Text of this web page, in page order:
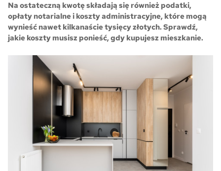
Na ostateczną kwotę składają się również podatki,
opłaty notarialne i koszty administracyjne, które mogą
wynieść nawet kilkanaście tysięcy złotych. Sprawdź,
jakie koszty musisz ponieść, gdy kupujesz mieszkanie.
NOWOŚĆ
ATAL Ruczaj w Krakowie
Skwer Witosa w Piastowie